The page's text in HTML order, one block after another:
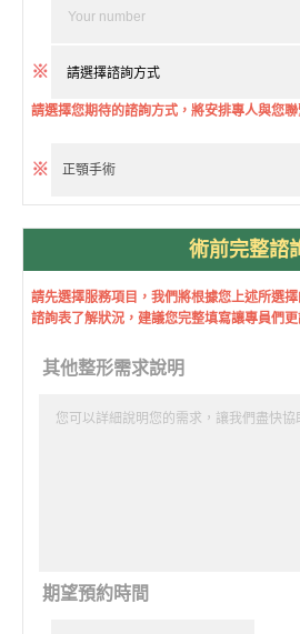
※
請選擇您期待的諮詢方式，將安排專人與您聯
※ 正顎手術
術前完整諮
請先選擇服務項目，我們將根據您上述所選
諮詢表了解狀況，建議您完整填寫讓專員們
其他整形需求說明
期望預約時間